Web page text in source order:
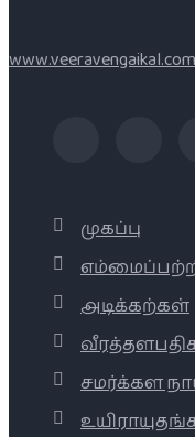
www.veeravengaikal.com
முகப்பு
அடிக்கற்கள்
சமர்க்கள